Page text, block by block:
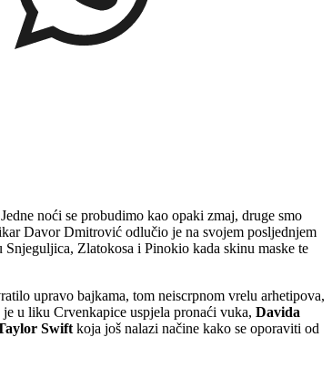
noći se probudimo kao opaki zmaj, druge smo
Davor Dmitrović odlučio je na svojem posljednjem
Zlatokosa i Pinokio kada skinu maske te
upravo bajkama, tom neiscrpnom vrelu arhetipova,
je u liku Crvenkapice uspjela pronaći vuka, Davida
Swift koja još nalazi načine kako se oporaviti od